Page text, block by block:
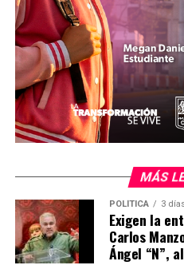
· Mejor experiencia de
tortugas en Playa Azul,
· Mejor restaurante de
Tradicional La Casa de
· Mejor experiencia de
Campamento turístico
· Mejor cocinera tradicional:
para San Jerónimo
sustentable), un homenaje
fundador de las carnitas
Octavio Rodríguez
inclusivo y accesible.
MÁS
POLÍTICA 3
Exigen la
Carlos
Ángel “N”,